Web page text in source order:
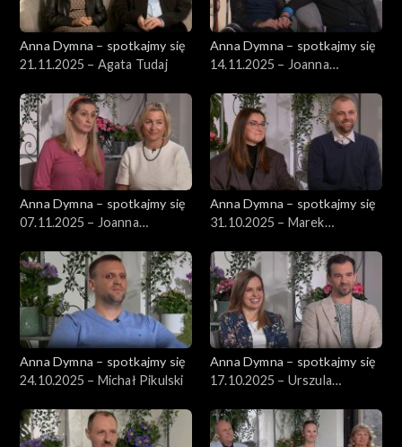
Anna Dymna – spotkajmy się
21.11.2025 – Agata Tudaj
Anna Dymna – spotkajmy się
14.11.2025 – Joanna
Anna Dymna – spotkajmy się
07.11.2025 – Joanna
Anna Dymna – spotkajmy się
31.10.2025 – Marek
Anna Dymna – spotkajmy się
24.10.2025 – Michał Pikulski
Anna Dymna – spotkajmy się
17.10.2025 – Urszula